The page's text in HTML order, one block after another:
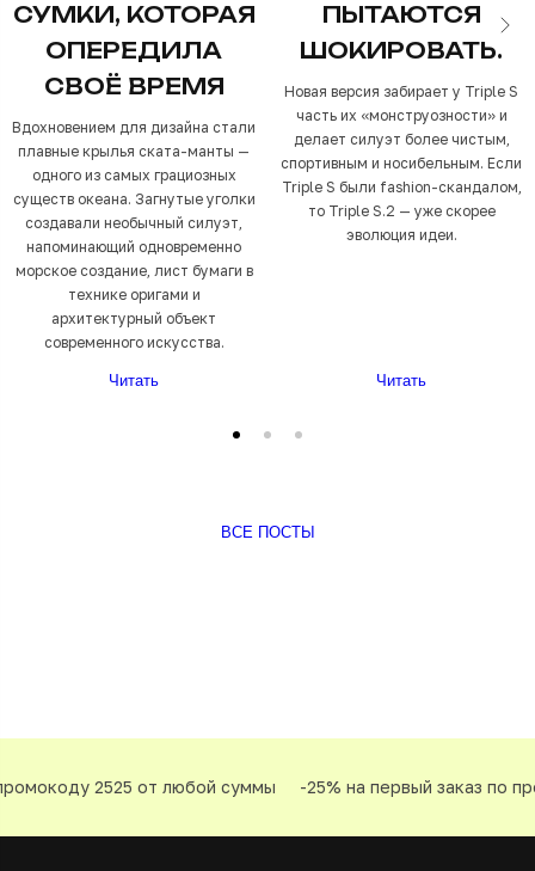
СУМКИ, КОТОРАЯ
ОПЕРЕДИЛА
СВОЁ ВРЕМЯ
Вдохновением для дизайна стали
плавные крылья ската-манты —
одного из самых грациозных
существ океана. Загнутые уголки
создавали необычный силуэт,
напоминающий одновременно
морское создание, лист бумаги в
технике оригами и
архитектурный объект
современного искусства.
Читать
ПЫТАЮТСЯ
ШОКИРОВАТЬ.
Новая версия забирает у Triple S
часть их «монструозности» и
делает силуэт более чистым,
спортивным и носибельным. Если
Triple S были fashion-скандалом,
то Triple S.2 — уже скорее
эволюция идеи.
Читать
ВСЕ ПОСТЫ
2525 от любой суммы -25% на первый заказ по